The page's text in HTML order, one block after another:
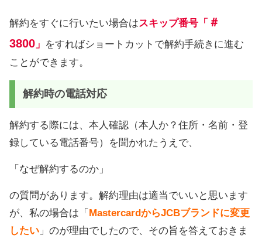
解約をすぐに行いたい場合はスキップ番号「 ＃
3800 」 をすればショートカットで解約手続きに進む
ことができます。
解約時の電話対応
解約する際には、本人確認（本人か？住所・名前・登
録している電話番号）を聞かれたうえで、
「なぜ解約するのか」
の質問があります。解約理由は適当でいいと思います
が、私の場合は「 MastercardからJCBブランドに変更
したい 」のが理由でしたので、その旨を答えておきま